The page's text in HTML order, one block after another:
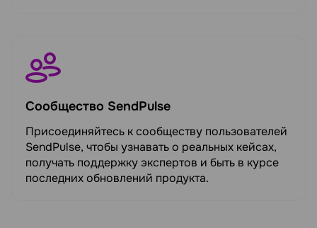
Сообщество SendPulse
Присоединяйтесь к сообществу пользователей
SendPulse, чтобы узнавать о реальных кейсах,
получать поддержку экспертов и быть в курсе
последних обновлений продукта.